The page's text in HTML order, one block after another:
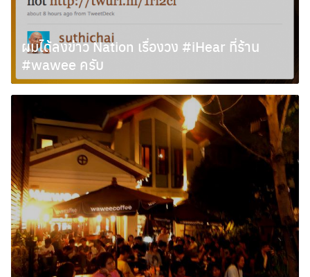
ผมได้ลงข่าว Nation เรื่องวง #iHear ที่ร้าน
#wawee ครับ
ตุลาคม 26, 2009